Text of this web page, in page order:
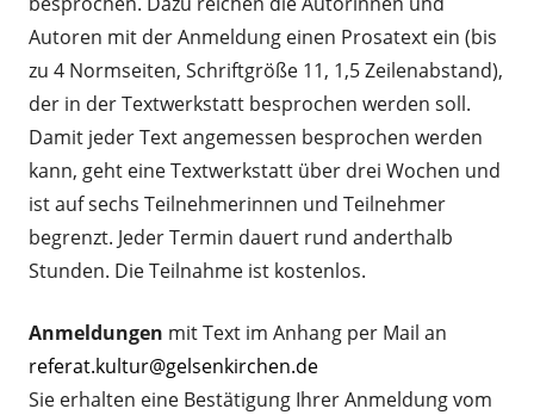
Autoren mit der Anmeldung einen Prosatext ein (bis
zu 4 Normseiten, Schriftgröße 11, 1,5 Zeilenabstand),
der in der Textwerkstatt besprochen werden soll.
Damit jeder Text angemessen besprochen werden
kann, geht eine Textwerkstatt über drei Wochen und
ist auf sechs Teilnehmerinnen und Teilnehmer
begrenzt. Jeder Termin dauert rund anderthalb
Stunden. Die Teilnahme ist kostenlos.
Anmeldungen mit Text im Anhang per Mail an
referat.kultur@gelsenkirchen.de
Sie erhalten eine Bestätigung Ihrer Anmeldung vom